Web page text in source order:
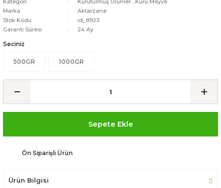
Kategori Kurutulmuş Ürünler , Kuru Meyve
Marka
Aktarzane
Stok Kodu
id_8923
Garanti Süresi
24 Ay
Seciniz
500GR 1000GR
Sepete Ekle
Ön Siparişli Ürün
Ürün Bilgisi